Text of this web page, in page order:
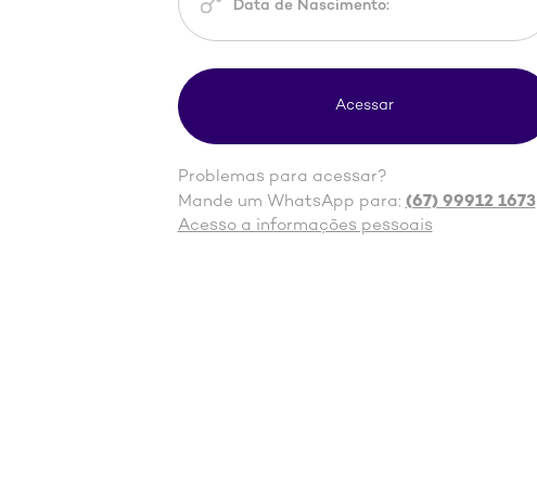
Problemas para acessar?
Mande um WhatsApp para:(67) 99912 1673
Acesso a informações pessoais